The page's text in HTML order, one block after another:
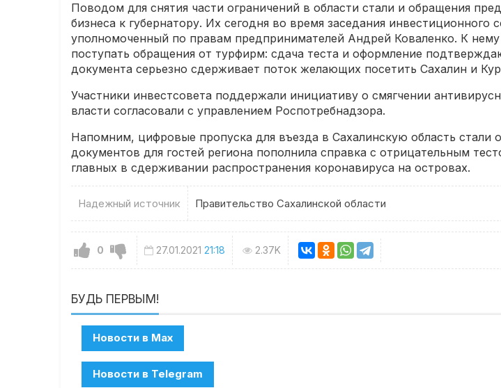
Поводом для снятия части ограничений в области стали и обращения
бизнеса к губернатору. Их сегодня во время заседания инвестиционного
уполномоченный по правам предпринимателей Андрей Коваленко. К
поступать обращения от турфирм: сдача теста и оформление
документа серьезно сдерживает поток желающих посетить Сахалин и
Участники инвестсовета поддержали инициативу о смягчении
власти согласовали с управлением Роспотребнадзора.
Напомним, цифровые пропуска для въезда в Сахалинскую область стали
документов для гостей региона пополнила справка с отрицательным
главных в сдерживании распространения коронавируса на островах.
Надежный источник Правительство Сахалинской области
0 27.01.2021 21:18 2.37K
БУДЬ ПЕРВЫМ!